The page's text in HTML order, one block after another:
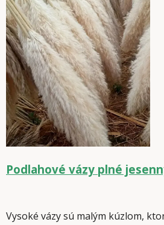
Podlahové vázy plné
Vysoké vázy sú malým kúzlom,